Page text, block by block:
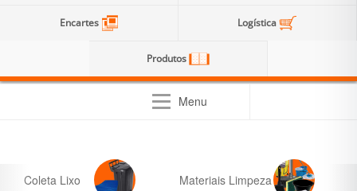
Encartes Logística
Produtos
Menu
Coleta Lixo Materiais Limpeza